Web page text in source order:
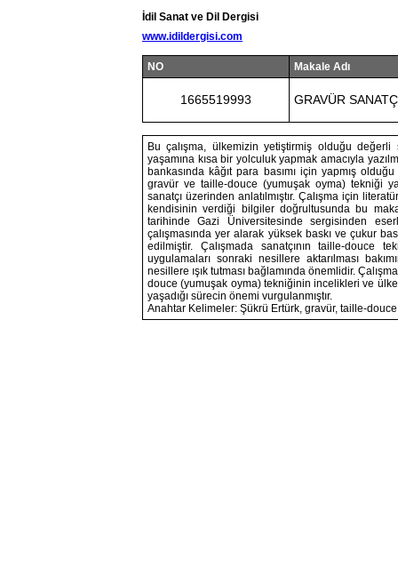
İdil Sanat ve Dil Dergisi
www.idildergisi.com
NO Makale Adı
1665519993 GRAVÜR
Bu çalışma, ülkemizin yetiştirmiş olduğu değerli
yaşamına kısa bir yolculuk yapmak amacıyla
bankasında kâğıt para basımı için yapmış olduğu
gravür ve taille-douce (yumuşak oyma) tekniği
sanatçı üzerinden anlatılmıştır. Çalışma için
kendisinin verdiği bilgiler doğrultusunda bu
tarihinde Gazi Üniversitesinde sergisinden
çalışmasında yer alarak yüksek baskı ve çukur
edilmiştir. Çalışmada sanatçının taille-douce
uygulamaları sonraki nesillere aktarılması
nesillere ışık tutması bağlamında önemlidir.
douce (yumuşak oyma) tekniğinin incelikleri ve
yaşadığı sürecin önemi vurgulanmıştır.
Anahtar Kelimeler: Şükrü Ertürk, gravür, taille-douce